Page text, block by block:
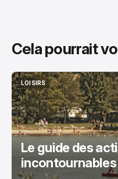
Cela pourrait
LOISIRS
LOISIRS
Le guide des
incontournables